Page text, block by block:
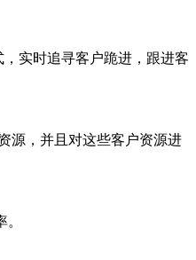
实时追寻客户跪进，跟进客
源，并且对这些客户资源进